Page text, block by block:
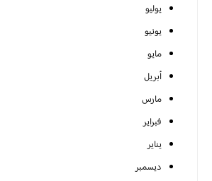
يوليو
يونيو
مايو
أبريل
مارس
فبراير
يناير
ديسمبر